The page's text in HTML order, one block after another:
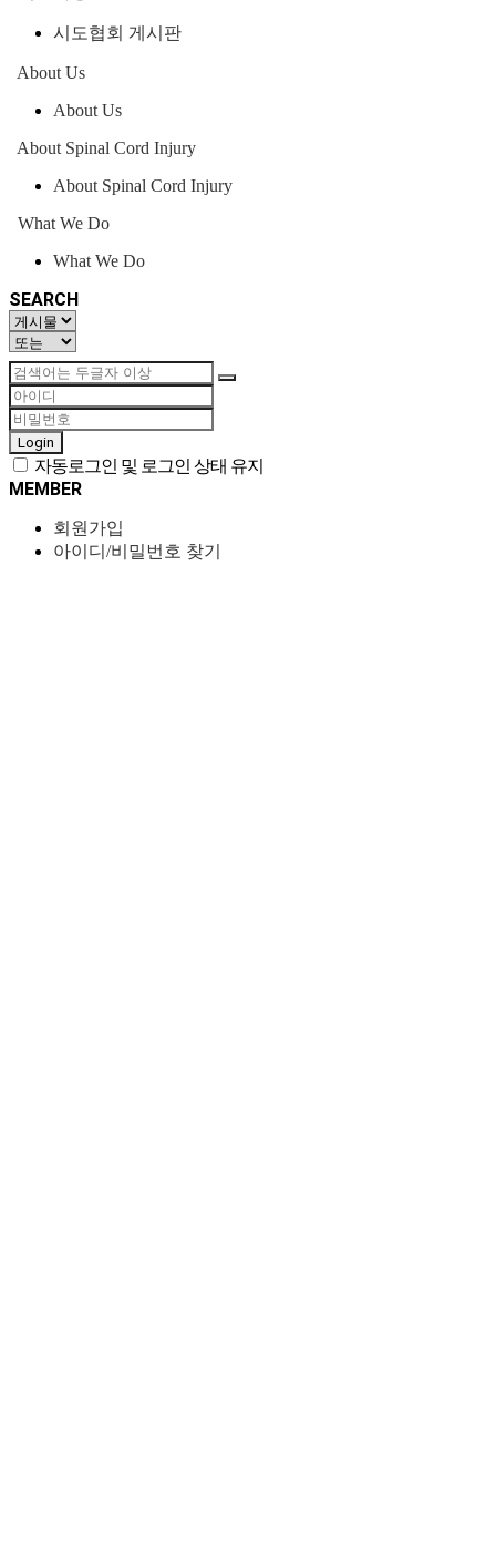
시도협회 게시판
About Us
About Us
About Spinal Cord Injury
About Spinal Cord Injury
What We Do
What We Do
SEARCH
Login
자동로그인 및 로그인 상태 유지
MEMBER
회원가입
아이디/비밀번호 찾기